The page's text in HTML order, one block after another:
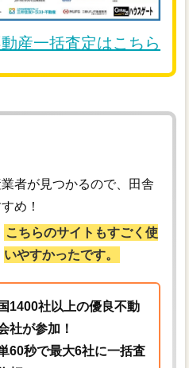
産一括査定はこちら
者が見つかるので、田舎
め！
こちらのサイトもすごく使
いやすかったです。
1400社以上の優良不動
社が参加！
60秒で最大6社に一括査